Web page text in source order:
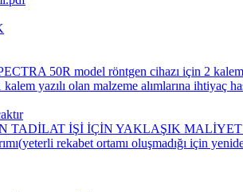
50R model röntgen cihazı için 2 kalem
kalem yazılı olan malzeme alımlarına
TADİLAT İŞİ İÇİN YAKLAŞIK
rekabet ortamı oluşmadığı için